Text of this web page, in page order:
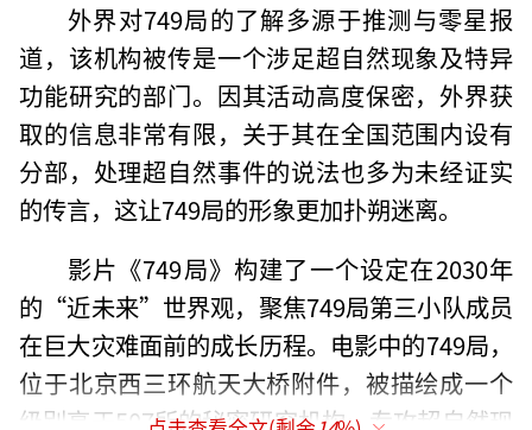
外界对749局的了解多源于推测与零星报
道，该机构被传是一个涉足超自然现象及特异
功能研究的部门。因其活动高度保密，外界获
取的信息非常有限，关于其在全国范围内设有
分部，处理超自然事件的说法也多为未经证实
的传言，这让749局的形象更加扑朔迷离。
影片《749局》构建了一个设定在2030年
的“近未来”世界观，聚焦749局第三小队成员
在巨大灾难面前的成长历程。电影中的749局，
位于北京西三环航天大桥附件，被描绘成一个
级别高于507所的秘密研究机构，专攻超自然现